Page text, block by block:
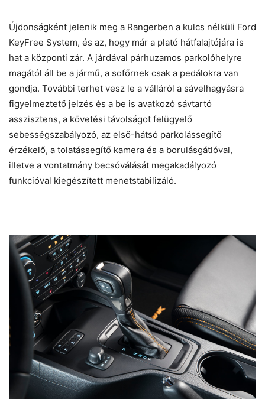
Újdonságként jelenik meg a Rangerben a kulcs nélküli Ford
KeyFree System, és az, hogy már a plató hátfalajtójára is
hat a központi zár. A járdával párhuzamos parkolóhelyre
magától áll be a jármű, a sofőrnek csak a pedálokra van
gondja. További terhet vesz le a válláról a sávelhagyásra
figyelmeztető jelzés és a be is avatkozó sávtartó
asszisztens, a követési távolságot felügyelő
sebességszabályozó, az első-hátsó parkolássegítő
érzékelő, a tolatássegítő kamera és a borulásgátlóval,
illetve a vontatmány becsóválását megakadályozó
funkcióval kiegészített menetstabilizáló.